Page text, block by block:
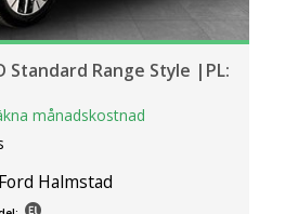
Standard Range Style |PL:
månadskostnad
Halmstad